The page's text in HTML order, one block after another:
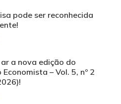
pode ser reconhecida
ar a nova edição do
– Vol. 5, nº 2